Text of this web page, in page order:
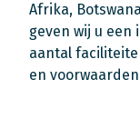
Afrika,
geven wij u een
aantal
en